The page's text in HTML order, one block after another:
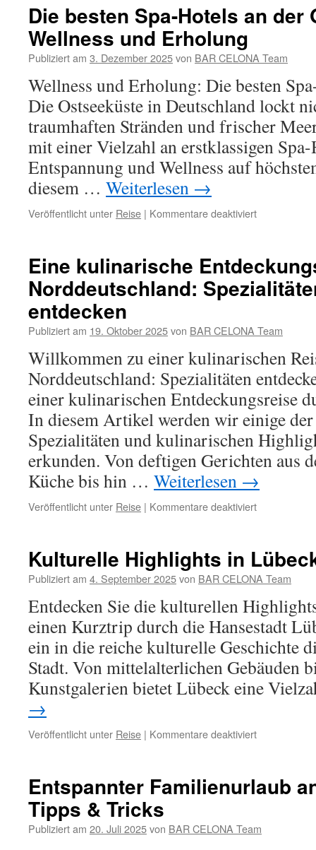
entlang
Die besten Spa-Hotels an der
Wellness und Erholung
Publiziert am 3. Dezember 2025von BAR CELONA Team
Wellness und Erholung: Die besten
Die Ostseeküste in Deutschland lockt
traumhaften Stränden und frischer
mit einer Vielzahl an erstklassigen
Entspannung und Wellness auf
diesem … Weiterlesen →
Veröffentlicht unter Reise | Kommentare deaktiviertfür
Hotels
an
der
für
Wellness
und
Erholung
Eine kulinarische
Norddeutschland:
entdecken
Publiziert am 19. Oktober 2025von BAR CELONA Team
Willkommen zu einer kulinarischen
Norddeutschland: Spezialitäten
einer kulinarischen Entdeckungsreise
In diesem Artikel werden wir einige
Spezialitäten und kulinarischen
erkunden. Von deftigen Gerichten aus
Küche bis hin … Weiterlesen →
Veröffentlicht unter Reise | Kommentare deaktiviertfür
durch
und
Highlights
entdecken
Kulturelle Highlights in
Publiziert am 4. September 2025von BAR CELONA Team
Entdecken Sie die kulturellen
einen Kurztrip durch die Hansestadt
ein in die reiche kulturelle Geschichte
Stadt. Von mittelalterlichen Gebäuden
Kunstgalerien bietet Lübeck eine
→
Veröffentlicht unter Reise | Kommentare deaktiviertfür
Lübeck
Entspannter Familienurlaub
Tipps & Tricks
Publiziert am 20. Juli 2025von BAR CELONA Team